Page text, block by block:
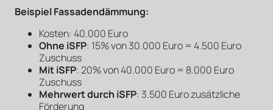
Beispiel Fassadendämmung:
Kosten: 40.000 Euro
Ohne iSFP: 15% von 30.000 Euro = 4.500 Euro
Zuschuss
Mit iSFP: 20% von 40.000 Euro = 8.000 Euro
Zuschuss
Mehrwert durch iSFP: 3.500 Euro zusätzliche
Förderung